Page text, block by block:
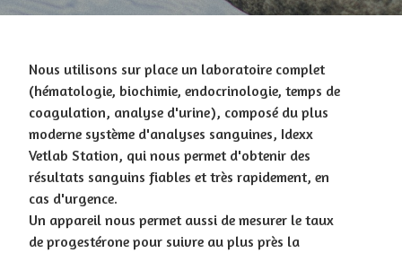
Nous utilisons sur place un laboratoire complet
(hématologie, biochimie, endocrinologie, temps de
coagulation, analyse d'urine), composé du plus
moderne système d'analyses sanguines, Idexx
Vetlab Station, qui nous permet d'obtenir des
résultats sanguins fiables et très rapidement, en
cas d'urgence.
Un appareil nous permet aussi de mesurer le taux
de progestérone pour suivre au plus près la